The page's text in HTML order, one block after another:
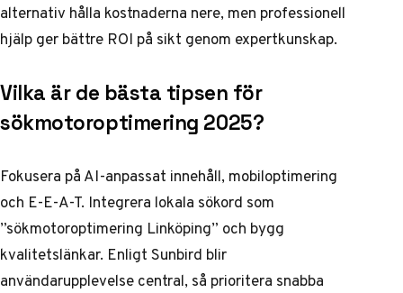
alternativ hålla kostnaderna nere, men professionell
hjälp ger bättre ROI på sikt genom expertkunskap.
Vilka är de bästa tipsen för
sökmotoroptimering 2025?
Fokusera på AI-anpassat innehåll, mobiloptimering
och E-E-A-T. Integrera lokala sökord som
”sökmotoroptimering Linköping” och bygg
kvalitetslänkar. Enligt Sunbird blir
användarupplevelse central, så prioritera snabba